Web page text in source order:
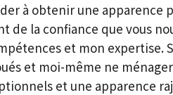
à obtenir une apparence
de la confiance que vous
et mon expertise.
et moi-même ne
et une apparence